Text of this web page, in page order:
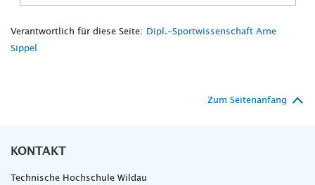
Verantwortlich für diese Seite:
Dipl.-Sportwissenschaft Arne
Sippel
Zum Seitenanfang
KONTAKT
Technische Hochschule Wildau